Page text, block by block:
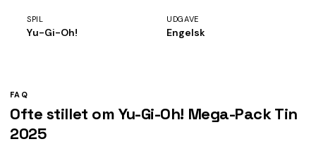
SPIL
Yu-Gi-Oh!
UDGAVE
Engelsk
FAQ
Ofte stillet om Yu-Gi-Oh! Mega-Pack Tin
2025